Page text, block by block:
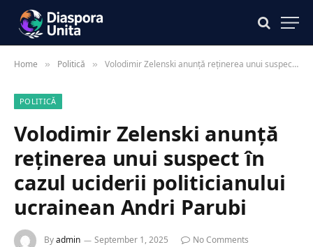
Home » Politică » Volodimir Zelenski anunță reținerea unui suspect în cazul uciderii politicianului ucrainean Andri Parubi
POLITICĂ
Volodimir Zelenski anunță
reținerea unui suspect în
cazul uciderii politicianului
ucrainean Andri Parubi
Byadmin September 1, 2025
No Comments